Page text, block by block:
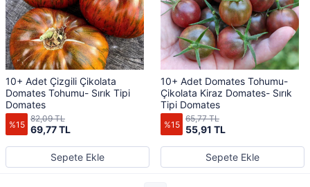
10+ Adet Çizgili Çikolata
Domates Tohumu- Sırık Tipi
Domates
%15 69,77 TL
82,09 TL
Sepete Ekle
10+ Adet Domates Tohumu-
Çikolata Kiraz Domates- Sırık
Tipi Domates
%15 55,91 TL
65,77 TL
Sepete Ekle